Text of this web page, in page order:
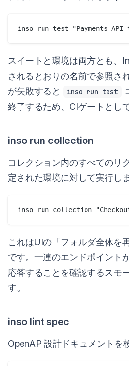
スイートと環境は両方とも、
されるとおりの名前で参照さ
が失敗すると
inso run test
終了するため、CIゲートとし
inso run collection
コレクション内のすべてのリ
定された環境に対して実行しま
これはUIの「フォルダ全体を
です。一連のエンドポイント
応答することを確認するスモ
す。
inso lint spec
OpenAPI設計ドキュメントを